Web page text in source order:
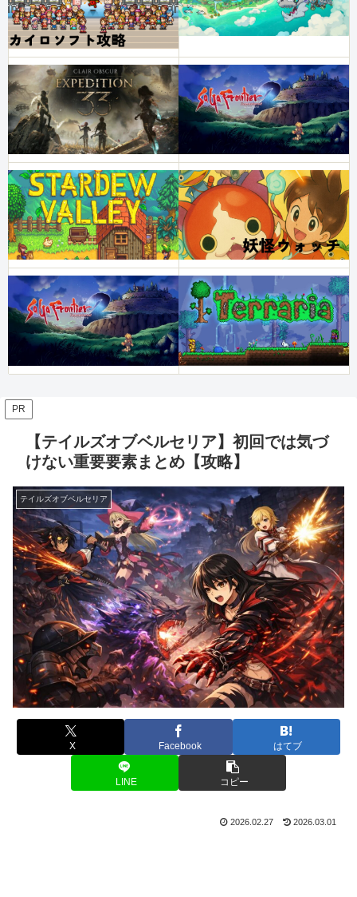
PR
【テイルズオブベルセリア】初回では気づ
けない重要要素まとめ【攻略】
テイルズオブベルセリア
X Facebook はてブ
LINE コピー
2026.02.27 2026.03.01